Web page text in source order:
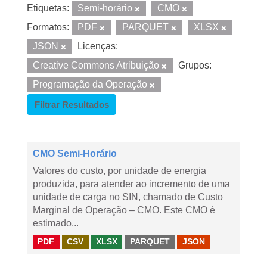
Etiquetas: Semi-horário
CMO
Formatos:
PDF PARQUET
XLSX
JSON
Licenças:
Creative Commons Atribuição
Grupos:
Programação da Operação
Filtrar Resultados
CMO Semi-Horário
Valores do custo, por unidade de energia
produzida, para atender ao incremento de uma
unidade de carga no SIN, chamado de Custo
Marginal de Operação – CMO. Este CMO é
estimado...
PDF CSV XLSX PARQUET JSON